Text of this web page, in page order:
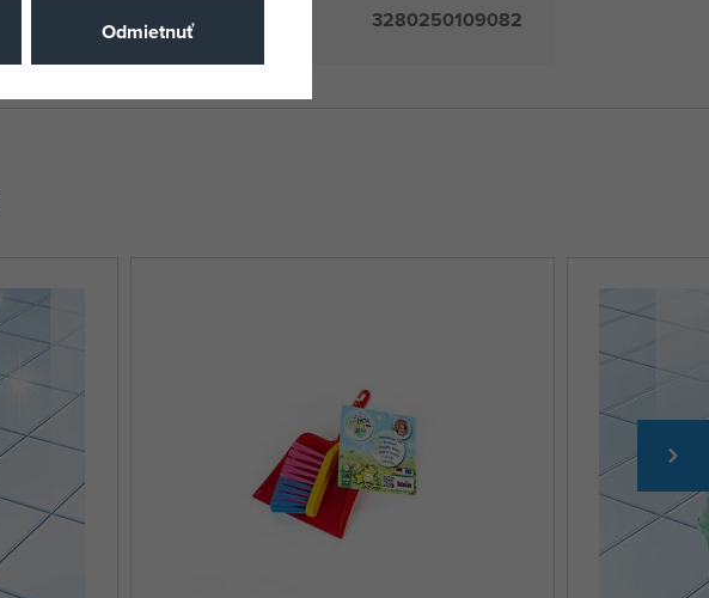
EAN 3280250109082
Odmietnuť